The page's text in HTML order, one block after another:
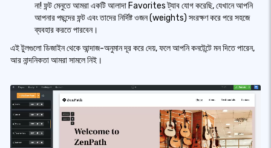
না! ফন্ট মেনুতে আমরা একটি আলাদা Favorites ট্যাব যোগ করেছি, যেখানে আপনি
আপনার পছন্দের ফন্ট এবং তাদের নির্দিষ্ট ওজন (weights) সংরক্ষণ করে পরে সহজে
ব্যবহার করতে পারবেন।
এই টুলগুলো ডিজাইন থেকে আন্দাজ-অনুমান দূর করে দেয়, ফলে আপনি কনটেন্টে মন দিতে পারেন,
আর নান্দনিকতা আমরা সামলে নিই।